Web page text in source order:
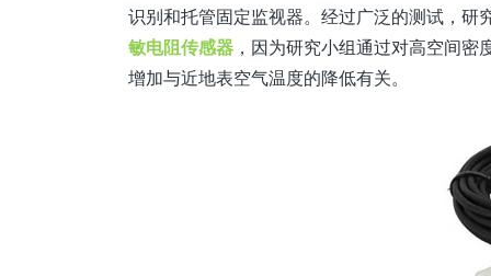
识别和托管固定监视器。经过广泛的测试，研
敏电阻传感器 ，因为研究小组通过对高空间
增加与近地表空气温度的降低有关。